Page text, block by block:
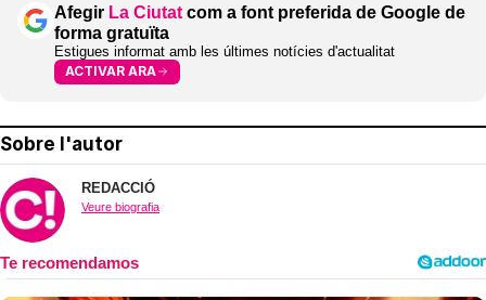
Afegir La Ciutat com a font preferida de Google de
forma gratuïta
Estigues informat amb les últimes notícies d'actualitat
ACTIVAR ARA
Sobre l'autor
REDACCIÓ
Veure biografia